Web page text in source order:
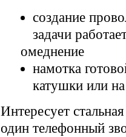
создание
задачи
омеднение
намотка
катушки или
Интересует
один телефонный